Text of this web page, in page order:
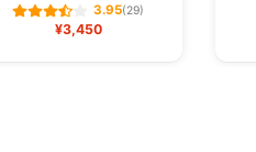
3.95(29)
¥3,450